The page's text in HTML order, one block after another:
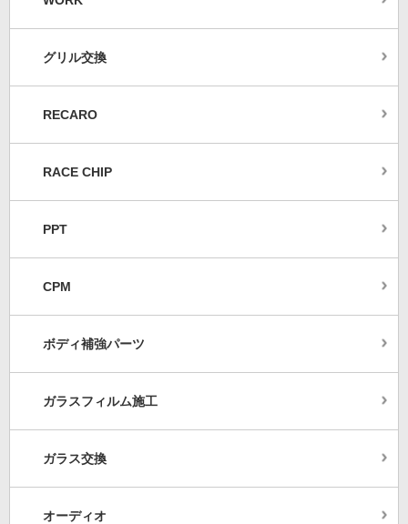
グリル交換
RECARO
RACE CHIP
PPT
CPM
ボディ補強パーツ
ガラスフィルム施工
ガラス交換
オーディオ